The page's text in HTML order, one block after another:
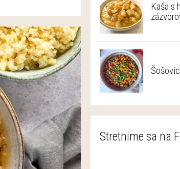
Kaša s
Stretnime sa na